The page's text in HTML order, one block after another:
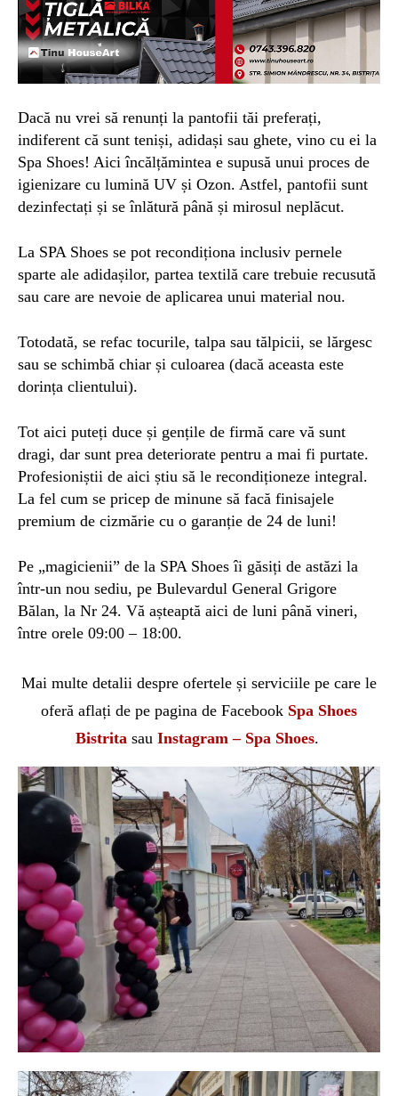
Dacă nu vrei să renunți la pantofii tăi preferați,
indiferent că sunt teniși, adidași sau ghete, vino cu ei la
Spa Shoes! Aici încălțămintea e supusă unui proces de
igienizare cu lumină UV și Ozon. Astfel, pantofii sunt
dezinfectați și se înlătură până și mirosul neplăcut.
La SPA Shoes se pot recondiționa inclusiv pernele
sparte ale adidașilor, partea textilă care trebuie recusută
sau care are nevoie de aplicarea unui material nou.
Totodată, se refac tocurile, talpa sau tălpicii, se lărgesc
sau se schimbă chiar și culoarea (dacă aceasta este
dorința clientului).
Tot aici puteți duce și gențile de firmă care vă sunt
dragi, dar sunt prea deteriorate pentru a mai fi purtate.
Profesioniștii de aici știu să le recondiționeze integral.
La fel cum se pricep de minune să facă finisajele
premium de cizmărie cu o garanție de 24 de luni!
Pe „magicienii” de la SPA Shoes îi găsiți de astăzi la
într-un nou sediu, pe Bulevardul General Grigore
Bălan, la Nr 24. Vă așteaptă aici de luni până vineri,
între orele 09:00 – 18:00.
Mai multe detalii despre ofertele și serviciile pe care le
oferă aflați de pe pagina de Facebook Spa Shoes
Bistrita sau Instagram – Spa Shoes.